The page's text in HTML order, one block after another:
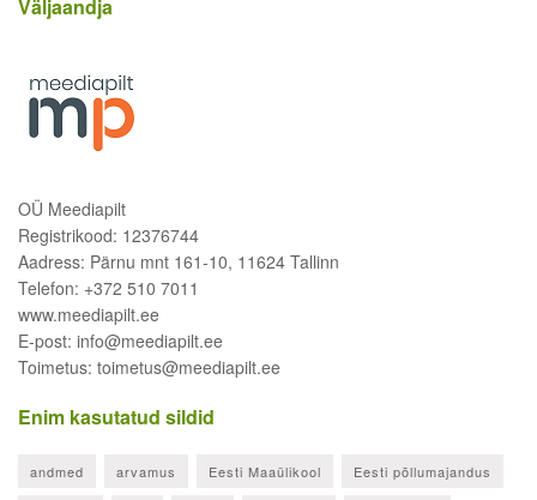
Väljaandja
OÜ Meediapilt
Registrikood: 12376744
Aadress: Pärnu mnt 161-10, 11624 Tallinn
Telefon: +372 510 7011
www.meediapilt.ee
E-post: info@meediapilt.ee
Toimetus: toimetus@meediapilt.ee
Enim kasutatud sildid
andmed arvamus Eesti Maaülikool Eesti põllumajandus